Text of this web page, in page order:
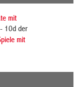
mit
10d der
mit